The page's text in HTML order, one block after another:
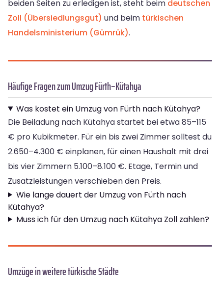
beiden Seiten zu erledigen ist, steht beim deutschen
Zoll (Übersiedlungsgut) und beim türkischen
Handelsministerium (Gümrük).
Häufige Fragen zum Umzug Fürth–Kütahya
Was kostet ein Umzug von Fürth nach Kütahya?
Die Beiladung nach Kütahya startet bei etwa 85–115
€ pro Kubikmeter. Für ein bis zwei Zimmer solltest du
2.650–4.300 € einplanen, für einen Haushalt mit drei
bis vier Zimmern 5.100–8.100 €. Etage, Termin und
Zusatzleistungen verschieben den Preis.
Wie lange dauert der Umzug von Fürth nach
Kütahya?
Muss ich für den Umzug nach Kütahya Zoll zahlen?
Umzüge in weitere türkische Städte